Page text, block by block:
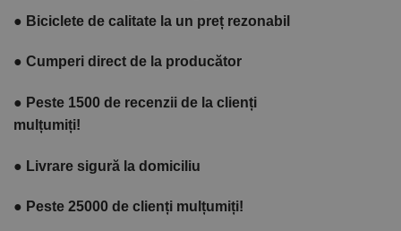
● Biciclete de calitate la un preț rezonabil
● Cumperi direct de la producător
● Peste 1500 de recenzii de la clienți
mulțumiți!
● Livrare sigură la domiciliu
● Peste 25000 de clienți mulțumiți!